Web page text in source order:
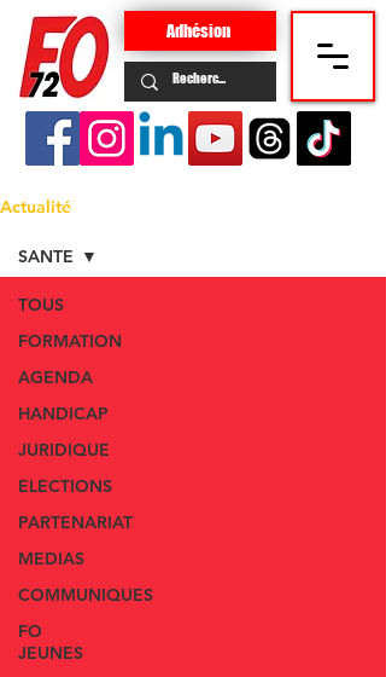
Adhésion
Actualité
TOUS
FORMATION
AGENDA
HANDICAP
JURIDIQUE
ELECTIONS
PARTENARIAT
MEDIAS
COMMUNIQUES
FO
JEUNES
SANTE